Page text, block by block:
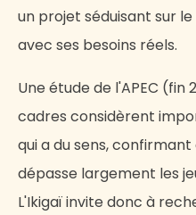
un projet séduisant sur
avec ses besoins réels.
Une étude de l'APEC (fin
cadres considèrent
qui a du sens,
dépasse largement les
L'Ikigaï invite donc à